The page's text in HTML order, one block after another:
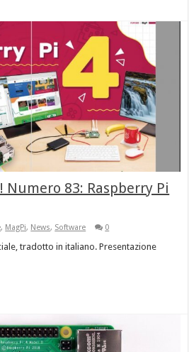
83: Raspberry Pi
, MagPi, News, Software 0
tradotto in italiano. Presentazione